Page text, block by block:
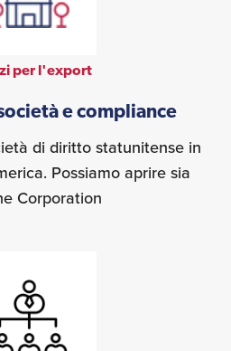
per l'export
e compliance
di diritto statunitense in
Possiamo aprire sia
Corporation